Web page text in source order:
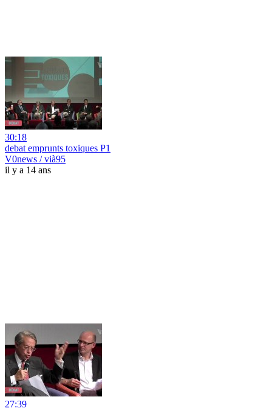
30:18
debat emprunts toxiques P1
V0news / vià95
il y a 14 ans
27:39